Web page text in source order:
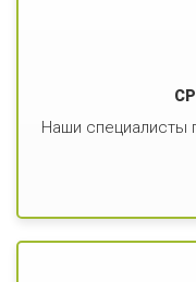
Наши специалисты